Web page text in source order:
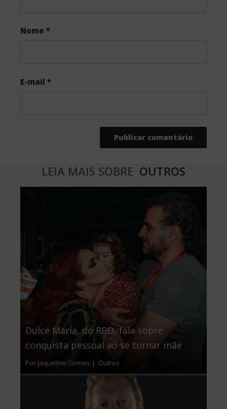
Nome *
E-mail *
LEIA MAIS SOBRE OUTROS
Dulce María, do RBD, fala sobre
conquista pessoal ao se tornar mãe
Por Jaqueline Gomes | Outros